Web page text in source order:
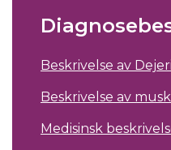
Beskrivelse av
Beskrivelse av
Medisinsk